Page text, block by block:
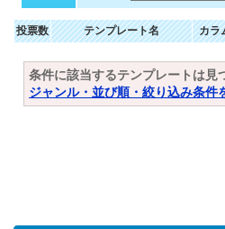
投票数 テンプレート名 カラ
条件に該当するテンプレートは見
ジャンル・並び順・絞り込み条件